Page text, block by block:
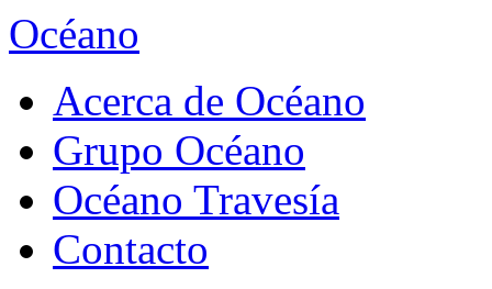
Océano
Acerca de Océano
Grupo Océano
Océano Travesía
Contacto